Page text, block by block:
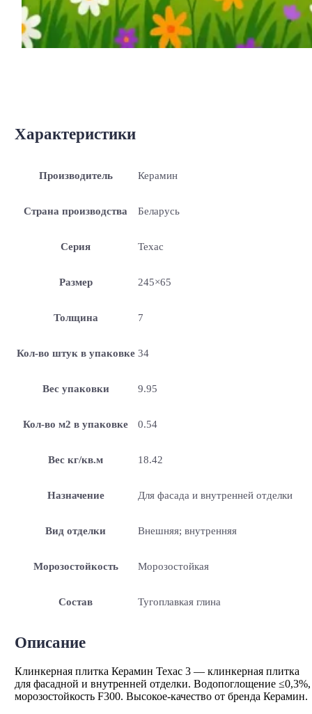
Характеристики
Производитель Керамин
Страна производства Беларусь
Серия Техас
Размер 245×65
Толщина 7
Кол-во штук в упаковке 34
Вес упаковки 9.95
Кол-во м2 в упаковке 0.54
Вес кг/кв.м 18.42
Назначение Для фасада и внутренней отделки
Вид отделки Внешняя; внутренняя
Морозостойкость Морозостойкая
Состав Тугоплавкая глина
Описание
Клинкерная плитка Керамин Техас 3 — клинкерная плитка
для фасадной и внутренней отделки. Водопоглощение ≤0,3%,
морозостойкость F300. Высокое-качество от бренда Керамин.